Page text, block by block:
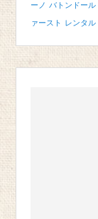
ーノ バトンドール
ァースト レンタル